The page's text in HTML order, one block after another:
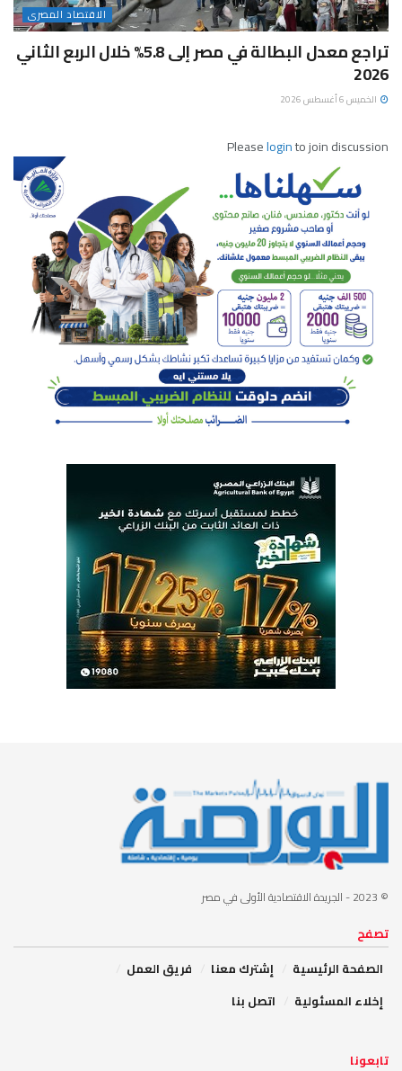
الاقتصاد المصرى
تراجع معدل البطالة في مصر إلى 5.8% خلال الربع الثاني
2026
الخميس 6 أغسطس 2026
Pleaseloginto join discussion
© 2023 - الجريدة الاقتصادية الأولى في مصر
تصفح
الصفحة الرئيسية
إشترك معنا
فريق العمل
إخلاء المسئولية
اتصل بنا
تابعونا